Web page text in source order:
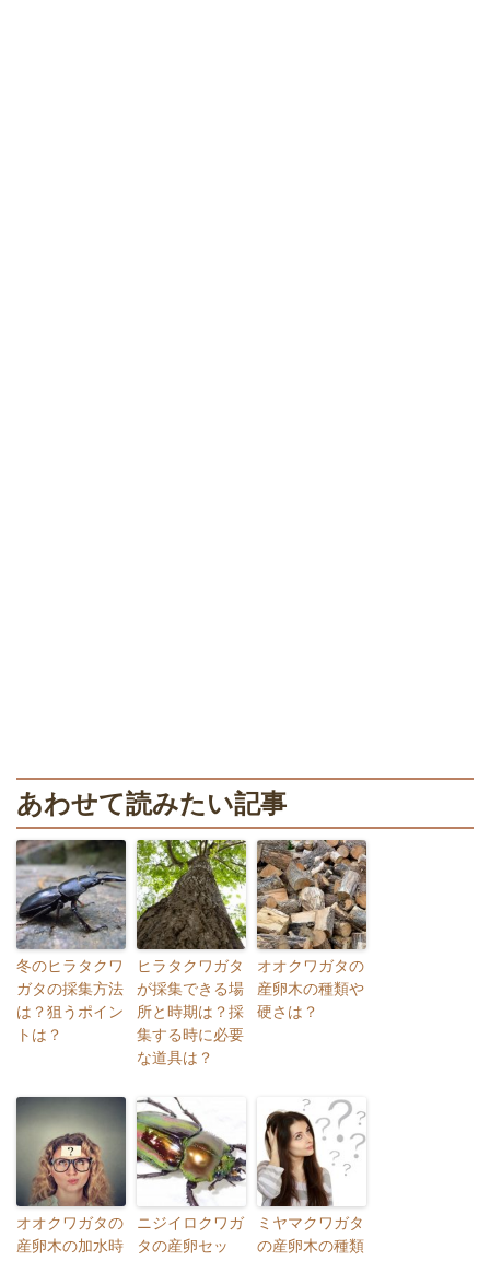
あわせて読みたい記事
冬のヒラタクワ
ガタの採集方法
は？狙うポイン
トは？
ヒラタクワガタ
が採集できる場
所と時期は？採
集する時に必要
な道具は？
オオクワガタの
産卵木の種類や
硬さは？
オオクワガタの
産卵木の加水時
ニジイロクワガ
タの産卵セッ
ミヤマクワガタ
の産卵木の種類